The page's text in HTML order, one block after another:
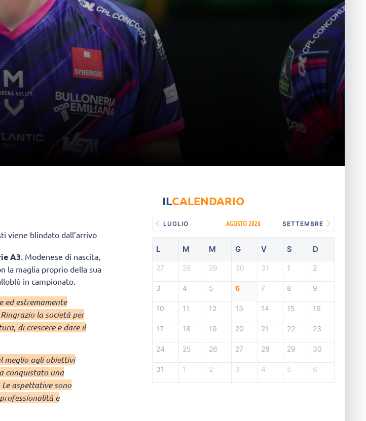
viene blindato dall’arrivo
A3 . Modenese di nascita,
la maglia proprio della sua
in campionato.
ed estremamente
la società per
di crescere e dare il
meglio agli obiettivi
conquistato una
aspettative sono
e
ILCALENDARIO
LUGLIO AGOSTO 2026 SETTEMBRE
L M M G V S D
27 28 29 30 31 1 2
3 4 5 6 7 8 9
10 11 12 13 14 15 16
17 18 19 20 21 22 23
24 25 26 27 28 29 30
31 1 2 3 4 5 6